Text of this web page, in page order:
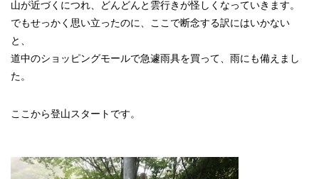
山が近づくにつれ、どんどんと雲行きが怪しくなっていきます。
でもせっかく思い立ったのに、ここで断念する訳にはいかない
と、
道中のショッピングモールで急遽雨具を買って、雨にも備えまし
た。
ここから登山スタートです。